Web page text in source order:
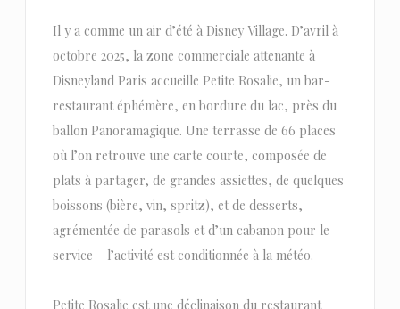
Il y a comme un air d’été à Disney Village. D’avril à
octobre 2025, la zone commerciale attenante à
Disneyland Paris accueille Petite Rosalie, un bar-
restaurant éphémère, en bordure du lac, près du
ballon Panoramagique. Une terrasse de 66 places
où l’on retrouve une carte courte, composée de
plats à partager, de grandes assiettes, de quelques
boissons (bière, vin, spritz), et de desserts,
agrémentée de parasols et d’un cabanon pour le
service – l’activité est conditionnée à la météo.
Petite Rosalie est une déclinaison du restaurant